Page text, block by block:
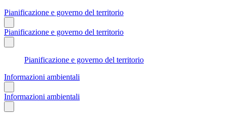
Pianificazione e governo del territorio
Pianificazione e governo del territorio
Pianificazione e governo del territorio
Informazioni ambientali
Informazioni ambientali